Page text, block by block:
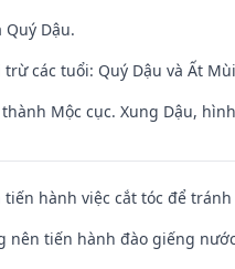
Quý Dậu.
các tuổi: Quý Dậu và Ất
Mộc cục. Xung Dậu,
tiến hành việc cắt tóc để
nên tiến hành đào giếng